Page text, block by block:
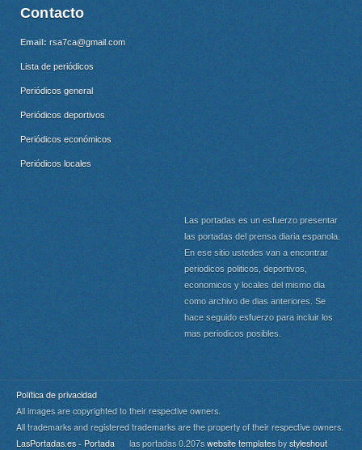
Contacto
Email: rsa7ca@gmail.com
Lista de periódicos
Periódicos general
Periódicos deportivos
Periódicos económicos
Periódicos locales
Las portadas es un esfuerzo presentar
las portadas del prensa diaria espanola.
En ese sitio ustedes van a encontrar
periodicos politicos, deportivos,
economicos y locales del mismo dia
como archivo de dias anteriores. Se
hace seguido esfuerzo para incluir los
mas periodicos posibles.
Política de privacidad
All images are copyrighted to their respective owners.
All trademarks and registered trademarks are the property of their respective owners.
LasPortadas.es - Portada las portadas 0.207s website templates by styleshout